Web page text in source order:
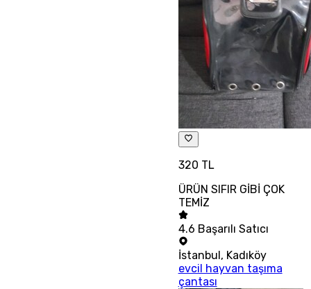
320 TL
ÜRÜN SIFIR GİBİ ÇOK
TEMİZ
4.6 Başarılı Satıcı
İstanbul, Kadıköy
evcil hayvan taşıma
çantası